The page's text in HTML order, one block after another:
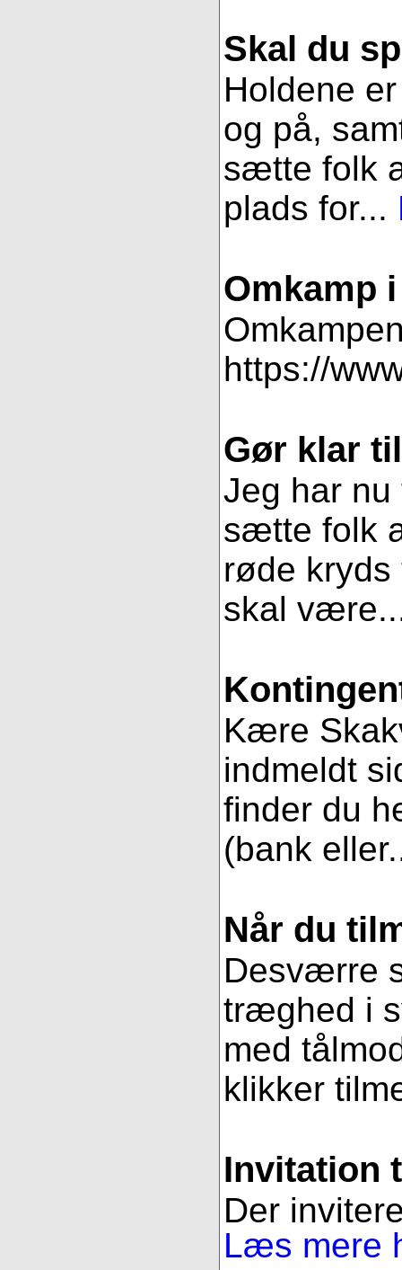
Skal du
Holdene
og på,
sætte folk
plads for...
Omkamp
https://
Gør klar
Jeg har
sætte folk
røde
skal
Kære
indmeldt
finder du
(bank
Når du
Desværre
træghed i
med
klikker
Invitation
Der
Læs mere